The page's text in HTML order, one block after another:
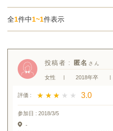
全1件中1~1件表示
投稿者 : 匿名
女性 | 2018年卒 |
評価 : ★ ★ ★ ★ ★
★ ★ ★ ★ ★ 3.0
参加日 : 2018/3/5
-